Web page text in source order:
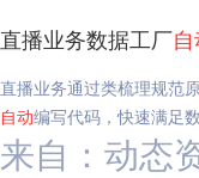
直播业务数据工厂
直播业务通过类梳理规范
自动编写代码，快速满足
来自：动态